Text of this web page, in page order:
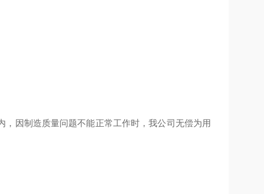
因制造质量问题不能正常工作时，我公司无偿为用